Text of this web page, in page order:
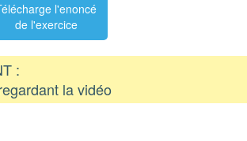
l'enoncé
de l'exercice
:
la vidéo